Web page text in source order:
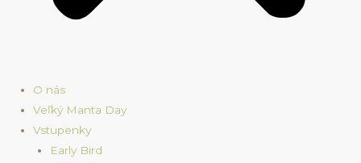
O nás
Veľký Manta Day
Vstupenky
Early Bird